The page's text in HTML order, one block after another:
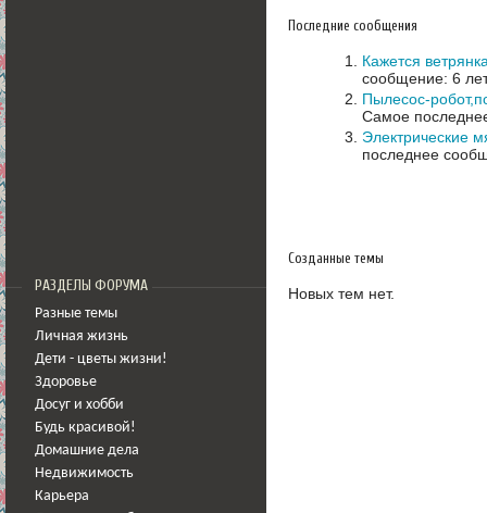
РАЗДЕЛЫ ФОРУМА
Разные темы
Личная жизнь
Дети - цветы жизни!
Здоровье
Досуг и хобби
Будь красивой!
Домашние дела
Недвижимость
Карьера
Последние сообщения
Кажется
сообщение: 6
Пылесос-
Самое
Электрические
последнее
Созданные темы
Новых тем нет.